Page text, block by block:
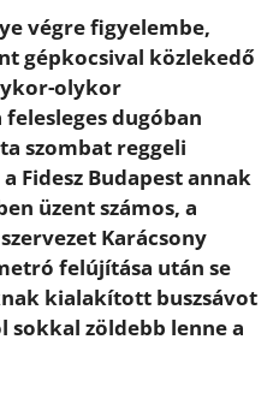
végre figyelembe,
gépkocsival közlekedő
olykor
dugóban
szombat reggeli
Fidesz Budapest annak
üzent számos, a
Karácsony
felújítása után se
kialakított buszsávot
zöldebb lenne a